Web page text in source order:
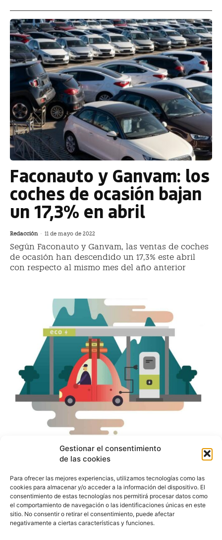
Gestionar el consentimiento
de las cookies
Para ofrecer las mejores experiencias, utilizamos tecnologías como las
cookies para almacenar y/o acceder a la información del dispositivo. El
consentimiento de estas tecnologías nos permitirá procesar datos como
el comportamiento de navegación o las identificaciones únicas en este
sitio. No consentir o retirar el consentimiento, puede afectar
negativamente a ciertas características y funciones.
Faconauto y Ganvam: los
coches de ocasión bajan
un 17,3% en abril
Redacción - 11 de mayo de 2022
Según Faconauto y Ganvam, las ventas de coches
de ocasión han descendido un 17,3% este abril
con respecto al mismo mes del año anterior
El efecto WLTP hunde
las ventas de coches en
agosto
Redacción - 9 de septiembre de 2019
Las ventas de turismos y todoterrenos en España